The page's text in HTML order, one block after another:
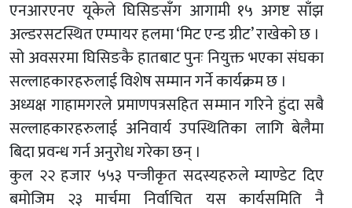
एनआरएनए यूकेले घिसिङसँग आगामी १५ अगष्ट साँझ
अल्डरसटस्थित एम्पायर हलमा ‘मिट एन्ड ग्रीट’ राखेको छ ।
सो अवसरमा घिसिङकै हातबाट पुनः नियुक्त भएका संघका
सल्लाहकारहरुलाई विशेष सम्मान गर्ने कार्यक्रम छ ।
अध्यक्ष गाहामगरले प्रमाणपत्रसहित सम्मान गरिने हुंदा सबै
सल्लाहकारहरुलाई अनिवार्य उपस्थितिका लागि बेलैमा
बिदा प्रवन्ध गर्न अनुरोध गरेका छन् ।
कुल २२ हजार ५५३ पन्जीकृत सदस्यहरुले म्याण्डेट दिए
बमोजिम २३ मार्चमा निर्वाचित यस कार्यसमिति नै